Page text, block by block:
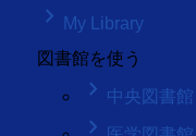
keyboard_arrow_right
My Library
図書館を使う
keyboard_arrow_right 中央図書館
keyboard_arrow_right